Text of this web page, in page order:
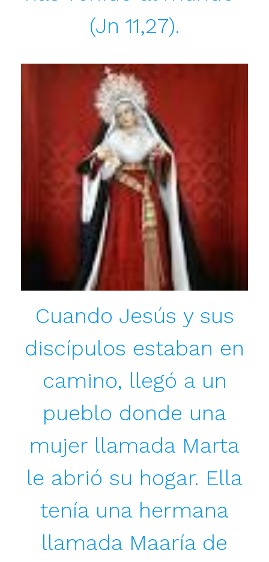
(Jn 11,27).
Cuando Jesús y sus
discípulos estaban en
camino, llegó a un
pueblo donde una
mujer llamada Marta
le abrió su hogar. Ella
tenía una hermana
llamada Maaría de